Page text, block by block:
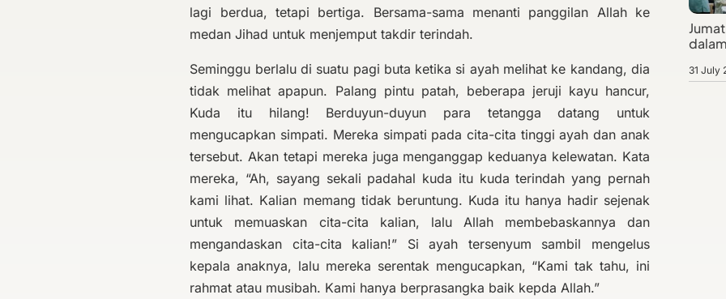
lagi berdua, tetapi bertiga. Bersama-sama menanti panggilan Allah ke
medan Jihad untuk menjemput takdir terindah.
Seminggu berlalu di suatu pagi buta ketika si ayah melihat ke kandang, dia
tidak melihat apapun. Palang pintu patah, beberapa jeruji kayu hancur,
Kuda itu hilang! Berduyun-duyun para tetangga datang untuk
mengucapkan simpati. Mereka simpati pada cita-cita tinggi ayah dan anak
tersebut. Akan tetapi mereka juga menganggap keduanya kelewatan. Kata
mereka, “Ah, sayang sekali padahal kuda itu kuda terindah yang pernah
kami lihat. Kalian memang tidak beruntung. Kuda itu hanya hadir sejenak
untuk memuaskan cita-cita kalian, lalu Allah membebaskannya dan
mengandaskan cita-cita kalian!” Si ayah tersenyum sambil mengelus
kepala anaknya, lalu mereka serentak mengucapkan, “Kami tak tahu, ini
rahmat atau musibah. Kami hanya berprasangka baik kepda Allah.”
31 July